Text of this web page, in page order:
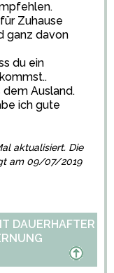
Zuhause
ganz davon
du ein
dem Ausland.
ich gute
aktualisiert. Die
am 09/07/2019
DAUERHAFTER